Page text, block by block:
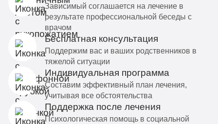
Зависимый соглашается на лечение в
результате профессиональной беседы с
врачом
Бесплатная консультация
Поддержим вас и ваших родственников в
тяжелой ситуации
Индивидуальная программа
Составим эффективный план лечения,
учитывая все обстоятельства
Поддержка после лечения
Психологическая помощь в социальной